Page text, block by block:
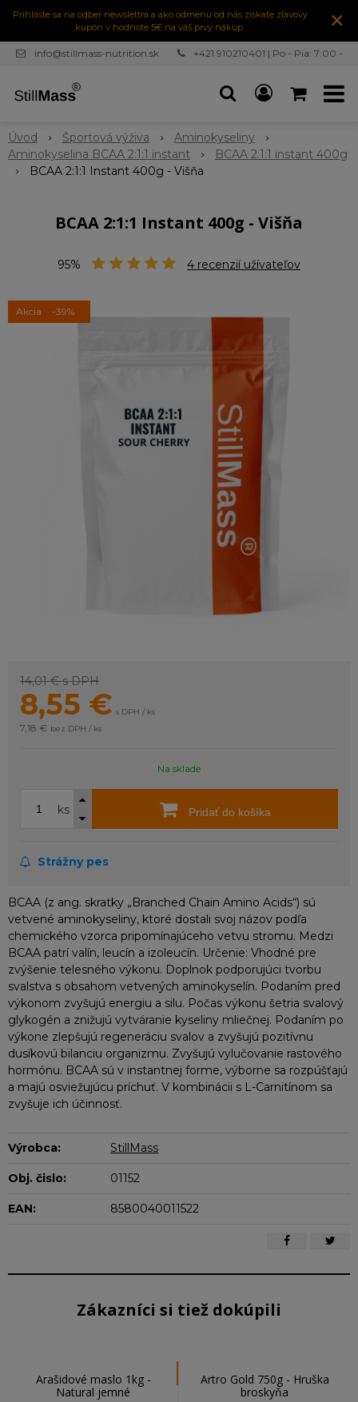
Prihláste sa na odber newslettra a ako odmenu od nás získate zľavový
kupón v hodnote 5€ na váš prvý nákup.
×
info@stillmass-nutrition.sk
+421 910210401 | Po - Pia: 7:00 -
Úvod Športová výživa
Aminokyseliny
Aminokyselina BCAA 2:1:1 instant
BCAA 2:1:1 instant 400g
BCAA 2:1:1 Instant 400g - Višňa
BCAA 2:1:1 Instant 400g - Višňa
95% 4 recenzií užívateľov
Akcia -39%
14,01 €s DPH
8,55 € s DPH / ks
7,18 € bez DPH / ks
Na sklade
ks Pridať do košíka
Strážny pes
BCAA (z ang. skratky „Branched Chain Amino Acids“) sú
vetvené aminokyseliny, ktoré dostali svoj názov podľa
chemického vzorca pripomínajúceho vetvu stromu. Medzi
BCAA patrí valín, leucín a izoleucín. Určenie: Vhodné pre
zvýšenie telesného výkonu. Doplnok podporujúci tvorbu
svalstva s obsahom vetvených aminokyselín. Podaním pred
výkonom zvyšujú energiu a silu. Počas výkonu šetria svalový
glykogén a znižujú vytváranie kyseliny mliečnej. Podaním po
výkone zlepšujú regeneráciu svalov a zvyšujú pozitívnu
dusíkovú bilanciu organizmu. Zvyšujú vylučovanie rastového
hormónu. BCAA sú v instantnej forme, výborne sa rozpúšťajú
a majú osviežujúcu príchuť. V kombinácii s L-Carnitínom sa
zvyšuje ich účinnosť.
Výrobca: StillMass
Obj. čislo: 01152
EAN: 8580040011522
Zákazníci si tiež dokúpili
Arašidové maslo 1kg -
Natural jemné
Artro Gold 750g - Hruška
broskyňa